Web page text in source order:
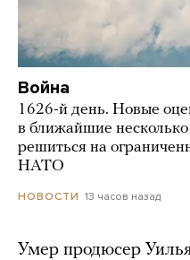
Война
1626-й день. Новые
в ближайшие
решиться на
НАТО
НОВОСТИ 13 часов назад
Умер продюсер